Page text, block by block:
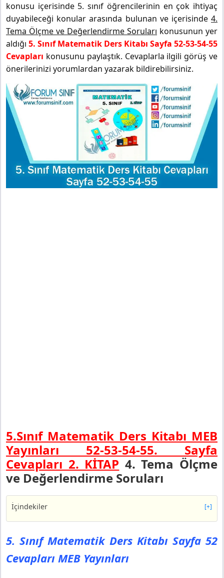
konusu içerisinde 5. sınıf öğrencilerinin en çok ihtiyaç
duyabileceği konular arasında bulunan ve içerisinde 4.
Tema Ölçme ve Değerlendirme Soruları konusunun yer
aldığı 5. Sınıf Matematik Ders Kitabı Sayfa 52-53-54-55
Cevapları konusunu paylaştık. Cevaplarla ilgili görüş ve
önerilerinizi yorumlardan yazarak bildirebilirsiniz.
5.Sınıf Matematik Ders Kitabı MEB
Yayınları 52-53-54-55. Sayfa
Cevapları 2. KİTAP 4. Tema Ölçme
ve Değerlendirme Soruları
İçindekiler [+]
5. Sınıf Matematik Ders Kitabı Sayfa 52 Cevapları MEB
Yayınları
Ölçme ve Değerlendirme Soruları
5. Sınıf Matematik Ders Kitabı Sayfa 53 Cevapları MEB
5. Sınıf Matematik Ders Kitabı Sayfa 52
Cevapları MEB Yayınları